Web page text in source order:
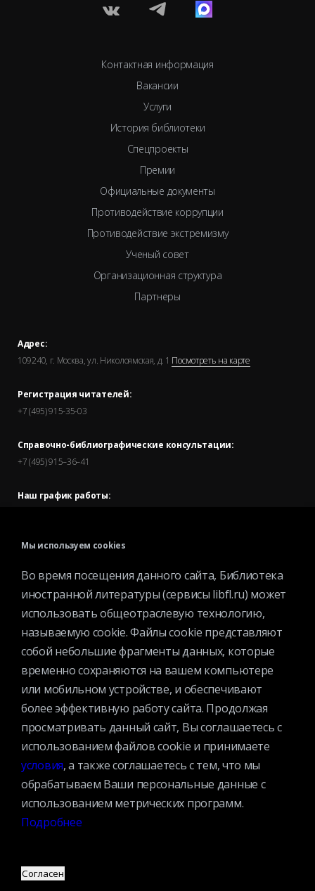
Контактная информация
Вакансии
Услуги
История библиотеки
Спецпроекты
Премии
Официальные документы
Противодействие коррупции
Противодействие экстремизму
Ученый совет
Организационная структура
Партнеры
Адрес:
109240, г. Москва, ул. Николоямская, д. 1 Посмотреть на карте
Регистрация читателей:
+7 (495) 915-35-03
Справочно-библиографические консультации:
+7 (495) 915–36–41
Наш график работы:
полчаса до окончания работы.
© 2025 Федеральное государственное бюджетное учреждение
культуры «Всероссийская государственная библиотека
иностранной литературы имени М.И.Рудомино». Вся информация,
представленная на сайте охраняется авторским правом и другими
правами на интеллектуальную собственность и является
собственностью соответствующих правообладателей или
БИБЛИОТЕКИ.
Мы используем cookies
Во время посещения данного сайта, Библиотека
иностранной литературы (сервисы libfl.ru) может
использовать общеотраслевую технологию,
называемую cookie. Файлы cookie представляют
собой небольшие фрагменты данных, которые
временно сохраняются на вашем компьютере
или мобильном устройстве, и обеспечивают
более эффективную работу сайта. Продолжая
просматривать данный сайт, Вы соглашаетесь с
использованием файлов cookie и принимаете
условия, а также соглашаетесь с тем, что мы
обрабатываем Ваши персональные данные с
использованием метрических программ.
Подробнее
Согласен